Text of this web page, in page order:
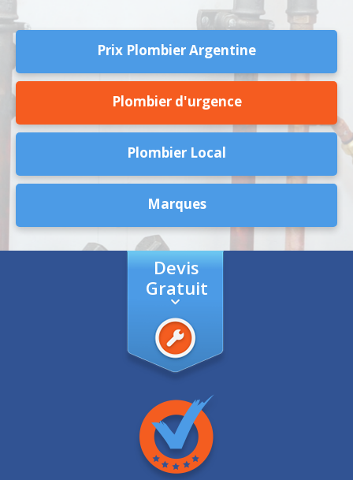
Prix Plombier Argentine
Plombier d'urgence
Plombier Local
Marques
Devis
Gratuit